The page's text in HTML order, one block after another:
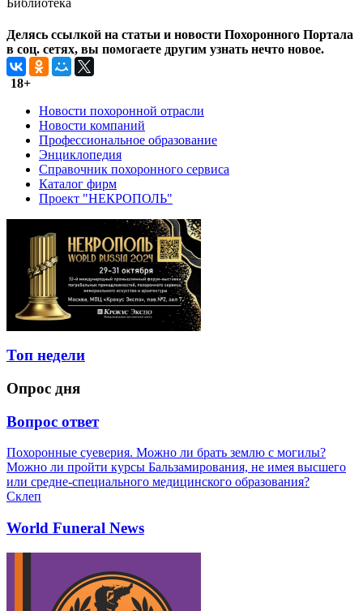
Библиотека
Делясь ссылкой на статьи и новости Похоронного Портала
в соц. сетях, вы помогаете другим узнать нечто новое.
18+
Новости похоронной отрасли
Новости компаний
Профессиональное образование
Энциклопедия
Справочник похоронного сервиса
Каталог фирм
Проект "НЕКРОПОЛЬ"
Топ недели
Опрос дня
Вопрос ответ
Похоронные суеверия. Можно ли брать землю с могилы?
Можно ли пройти курсы Бальзамирования, не имея высшего
или средне-специального медицинского образования?
Склеп
World Funeral News